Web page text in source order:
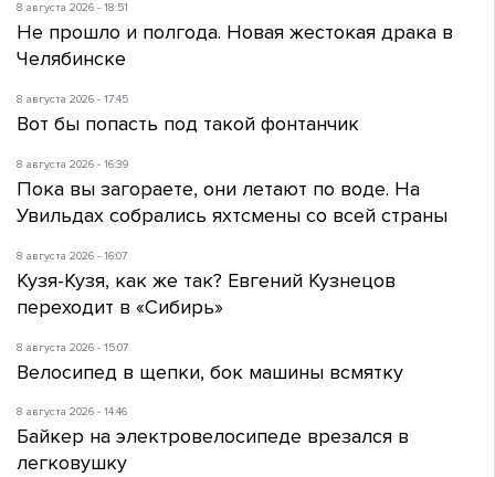
8 августа 2026 - 18:51
Не прошло и полгода. Новая жестокая драка в
Челябинске
8 августа 2026 - 17:45
Вот бы попасть под такой фонтанчик
8 августа 2026 - 16:39
Пока вы загораете, они летают по воде. На
Увильдах собрались яхтсмены со всей страны
8 августа 2026 - 16:07
Кузя-Кузя, как же так? Евгений Кузнецов
переходит в «Сибирь»
8 августа 2026 - 15:07
Велосипед в щепки, бок машины всмятку
8 августа 2026 - 14:46
Байкер на электровелосипеде врезался в
легковушку